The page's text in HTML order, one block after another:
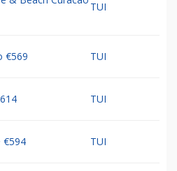
TUI
€569 TUI
TUI
€594 TUI